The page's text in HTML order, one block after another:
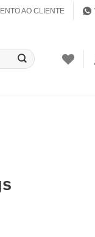
AO CLIENTE